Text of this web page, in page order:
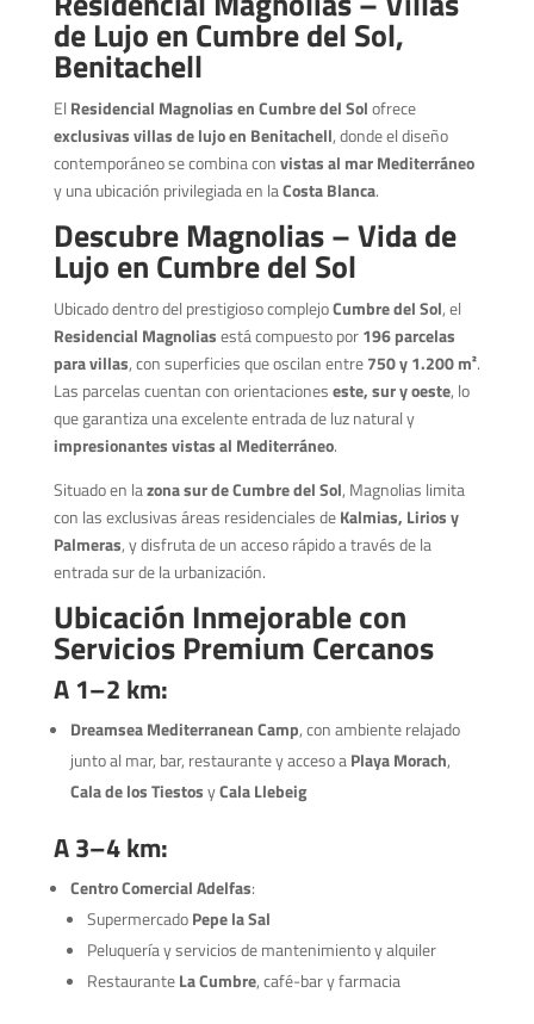
de Lujo en Cumbre del Sol,
Benitachell
El Residencial Magnolias en Cumbre del Solofrece
exclusivas villas de lujo en Benitachell, donde el diseño
contemporáneo se combina convistas al mar Mediterráneo
y una ubicación privilegiada en laCosta Blanca.
Descubre Magnolias – Vida de
Lujo en Cumbre del Sol
Ubicado dentro del prestigioso complejoCumbre del Sol, el
Residencial Magnoliasestá compuesto por196 parcelas
para villas, con superficies que oscilan entre750 y 1.200 m².
Las parcelas cuentan con orientacioneseste, sur y oeste, lo
que garantiza una excelente entrada de luz natural y
impresionantes vistas al Mediterráneo.
Situado en lazona sur de Cumbre del Sol, Magnolias limita
con las exclusivas áreas residenciales deKalmias, Lirios y
Palmeras, y disfruta de un acceso rápido a través de la
entrada sur de la urbanización.
Ubicación Inmejorable con
Servicios Premium Cercanos
A 1–2 km:
Dreamsea Mediterranean Camp, con ambiente relajado
junto al mar, bar, restaurante y acceso aPlaya Morach,
Cala de los TiestosyCala Llebeig
A 3–4 km:
Centro Comercial Adelfas:
SupermercadoPepe la Sal
Peluquería y servicios de mantenimiento y alquiler
RestauranteLa Cumbre, café-bar y farmacia